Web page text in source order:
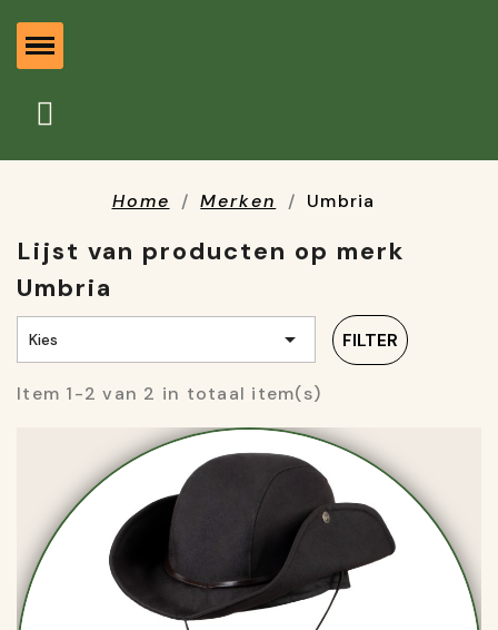
Home Merken Umbria
Lijst van producten op merk
Umbria
Kies  FILTER
Item 1-2 van 2 in totaal item(s)